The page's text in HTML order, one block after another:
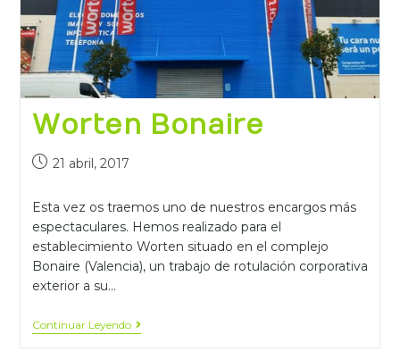
Worten Bonaire
21 abril, 2017
Esta vez os traemos uno de nuestros encargos más
espectaculares. Hemos realizado para el
establecimiento Worten situado en el complejo
Bonaire (Valencia), un trabajo de rotulación corporativa
exterior a su…
Continuar Leyendo